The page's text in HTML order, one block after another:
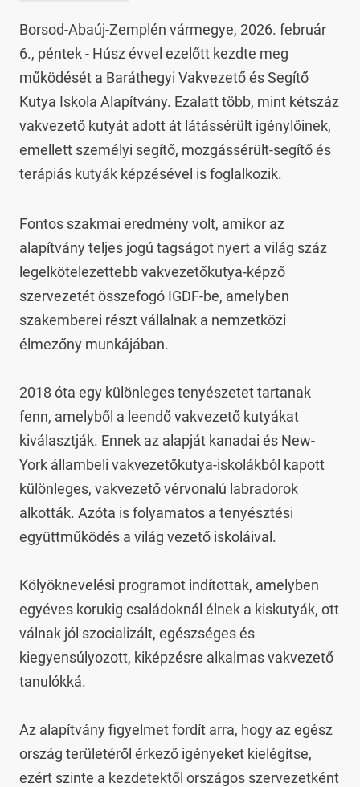
Borsod-Abaúj-Zemplén vármegye, 2026. február
6., péntek - Húsz évvel ezelőtt kezdte meg
működését a Baráthegyi Vakvezető és Segítő
Kutya Iskola Alapítvány. Ezalatt több, mint kétszáz
vakvezető kutyát adott át látássérült igénylőinek,
emellett személyi segítő, mozgássérült-segítő és
terápiás kutyák képzésével is foglalkozik.
Fontos szakmai eredmény volt, amikor az
alapítvány teljes jogú tagságot nyert a világ száz
legelkötelezettebb vakvezetőkutya-képző
szervezetét összefogó IGDF-be, amelyben
szakemberei részt vállalnak a nemzetközi
élmezőny munkájában.
2018 óta egy különleges tenyészetet tartanak
fenn, amelyből a leendő vakvezető kutyákat
kiválasztják. Ennek az alapját kanadai és New-
York állambeli vakvezetőkutya-iskolákból kapott
különleges, vakvezető vérvonalú labradorok
alkották. Azóta is folyamatos a tenyésztési
együttműködés a világ vezető iskoláival.
Kölyöknevelési programot indítottak, amelyben
egyéves korukig családoknál élnek a kiskutyák, ott
válnak jól szocializált, egészséges és
kiegyensúlyozott, kiképzésre alkalmas vakvezető
tanulókká.
Az alapítvány figyelmet fordít arra, hogy az egész
ország területéről érkező igényeket kielégítse,
ezért szinte a kezdetektől országos szervezetként